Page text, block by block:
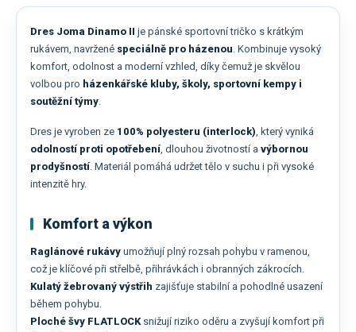
Dres Joma Dinamo II je pánské sportovní tričko s krátkým
rukávem, navržené speciálně pro házenou. Kombinuje vysoký
komfort, odolnost a moderní vzhled, díky čemuž je skvělou
volbou pro házenkářské kluby, školy, sportovní kempy i
soutěžní týmy.
Dres je vyroben ze 100% polyesteru (interlock), který vyniká
odolností proti opotřebení, dlouhou životností a výbornou
prodyšností. Materiál pomáhá udržet tělo v suchu i při vysoké
intenzitě hry.
Komfort a výkon
Raglánové rukávy umožňují plný rozsah pohybu v ramenou,
což je klíčové při střelbě, přihrávkách i obranných zákrocích.
Kulatý žebrovaný výstřih zajišťuje stabilní a pohodlné usazení
během pohybu.
Ploché švy FLATLOCKsnižují riziko oděru a zvyšují komfort při